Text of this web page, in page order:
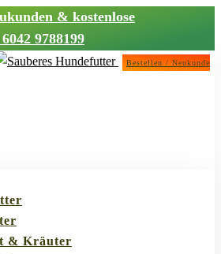
& kostenlose
9788199
Bestellen / Neukunde
& Kräuter